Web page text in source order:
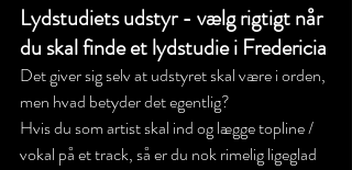
Lydstudiets udstyr - vælg rigtigt når
du skal finde et lydstudie i Fredericia
Det giver sig selv at udstyret skal være i orden,
men hvad betyder det egentlig?
Hvis du som artist skal ind og lægge topline /
vokal på et track, så er du nok rimelig ligeglad